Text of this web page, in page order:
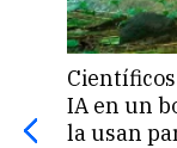
IA en un
la usan